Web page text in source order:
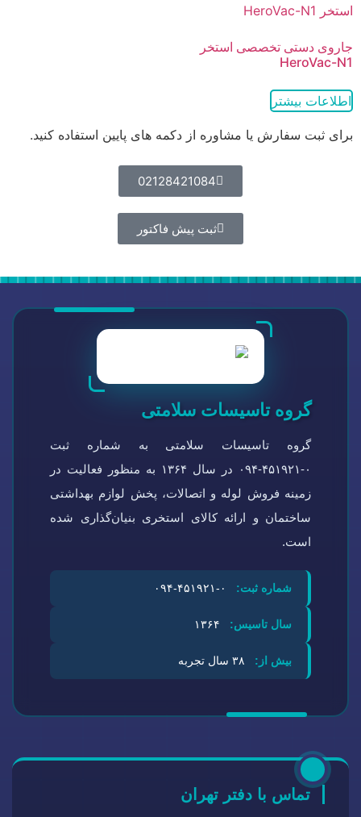
جاروی دستی تخصصی استخر
HeroVac-N1
اطلاعات بیشتر
برای ثبت سفارش یا مشاوره از دکمه های پایین استفاده کنید.
02128421084
ثبت پیش فاکتور
گروه تاسیسات سلامتی
گروه تاسیسات سلامتی به شماره ثبت
۰-۴۵۱۹۲۱-۰۹۴ در سال ۱۳۶۴ به منظور فعالیت در
زمینه فروش لوله و اتصالات، پخش لوازم بهداشتی
ساختمان و ارائه کالای استخری بنیان‌گذاری شده
است.
شماره ثبت:
سال تاسیس:
بیش از:
تماس با دفتر تهران